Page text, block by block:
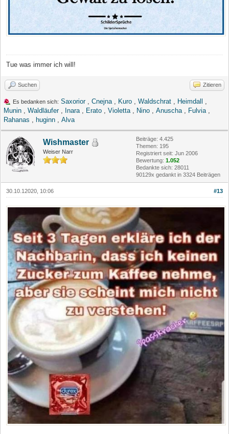
Tue was immer ich will!
Suchen Zitieren
Es bedanken sich: Saxorior, Cnejna, Kuro , Waldschrat , Heimdall
,
Munin , Waldläufer, Inara, Erato , Violetta, Nino , Anuscha, Fulvia,
Rahanas , huginn , Alva
Wishmaster
Weiser Narr
Beiträge: 4.425
Themen: 195
Registriert seit: Jun 2006
Bewertung: 1.052
Bedankte sich: 28011
90129x gedankt in 3324 Beiträgen
#13
30.10.12020, 10:06